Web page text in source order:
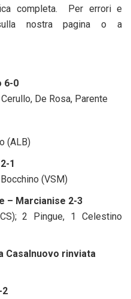
completa. Per errori e
nostra pagina o a
6-0
De Rosa, Parente
(ALB)
1
(VSM)
– Marcianise 2-3
2 Pingue, 1 Celestino
Casalnuovo rinviata
2